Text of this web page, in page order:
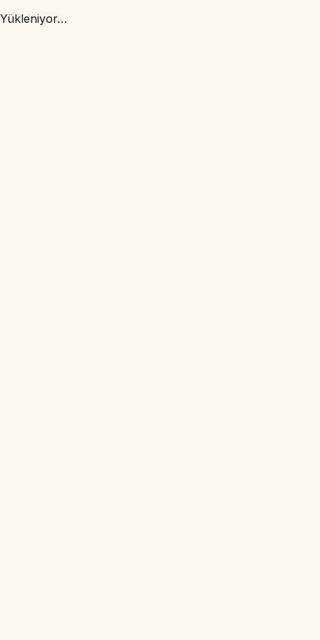
Yükleniyor…